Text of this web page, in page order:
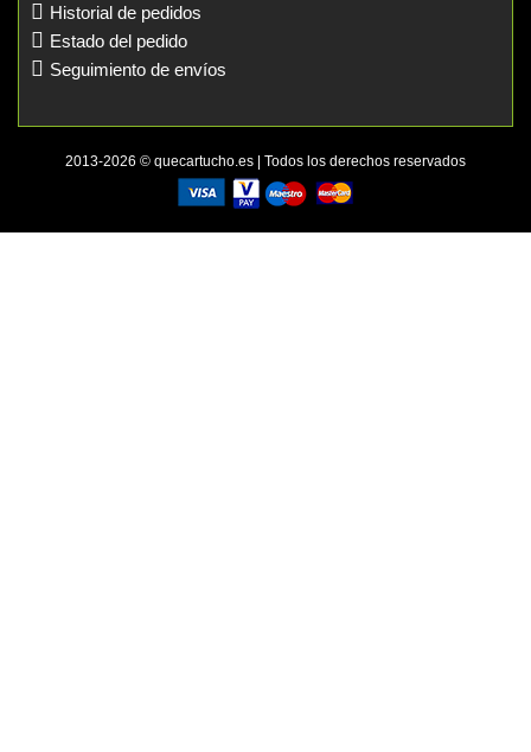
Historial de pedidos
Estado del pedido
Seguimiento de envíos
2013-2026 © quecartucho.es | Todos los derechos reservados